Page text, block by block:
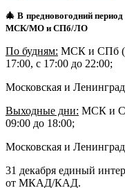
🎄 В предновогодний период
МСК/МО и СПб/ЛО
По будням: МСК и СПб
17:00, с 17:00 до 22:00;
Московская и
Выходные дни: МСК и
09:00 до 18:00;
Московская и
31 декабря единый
от МКАД/КАД.